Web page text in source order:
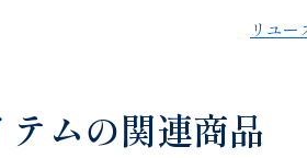
リユ
テムの関連商品